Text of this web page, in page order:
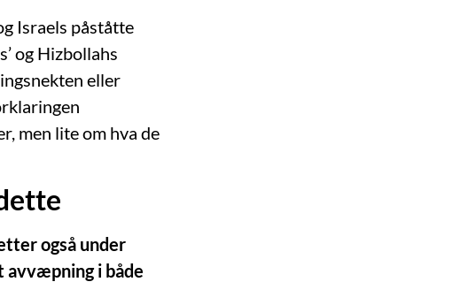
Israels påståtte
og Hizbollahs
eller
men lite om hva de
også under
avvæpning i både